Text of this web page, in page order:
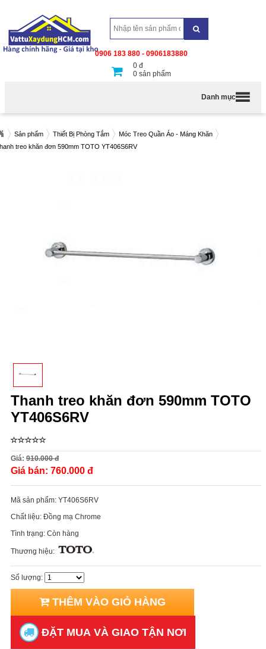
0906 183 880 - 0906183880
0 đ
0 sản phẩm
Danh mục
Sản phẩm Thiết Bị Phòng Tắm
Móc Treo Quần Áo - Máng Khăn
treo khăn đơn 590mm TOTO YT406S6RV
Thanh treo khăn đơn 590mm TOTO
YT406S6RV
Giá: 910.000 đ
Giá bán: 760.000 đ
Mã sản phẩm: YT406S6RV
Chất liệu: Đồng mạ Chrome
Tình trạng: Còn hàng
Thương hiệu:
Số lượng:
THÊM VÀO GIỎ HÀNG
ĐẶT MUA VÀ GIAO TẬN NƠI